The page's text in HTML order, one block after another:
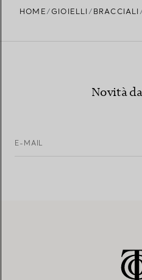
HOME GIOIELLI BRACCIALI
Novità
E-MAIL